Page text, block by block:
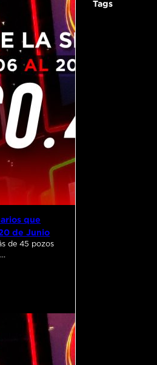
que
de Junio
de 45 pozos
Tags